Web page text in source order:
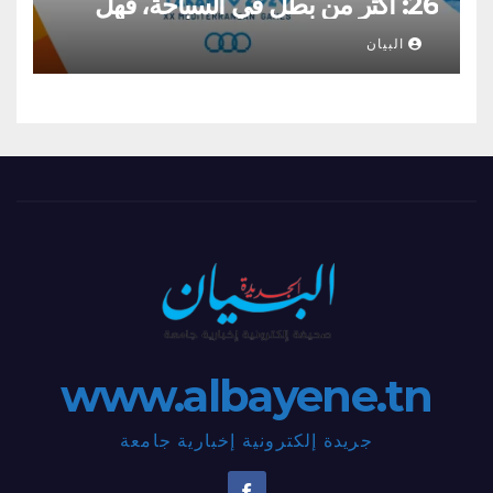
تكون الحصيلة ثقيلة من الذهب؟؟
البيان
www.albayene.tn
جريدة إلكترونية إخبارية جامعة